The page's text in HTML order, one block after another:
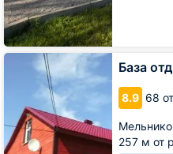
База
8.9 68
257 м от
База
Ряйсяля